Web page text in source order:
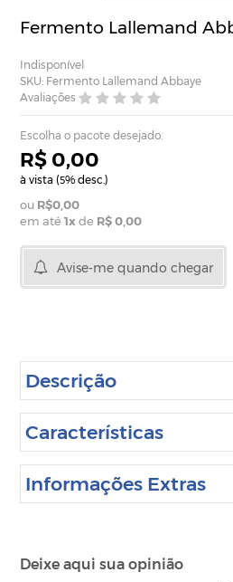
Fermento Lallemand
Indisponível
SKU: Fermento Lallemand Abbaye
Avaliações
Escolha o pacote desejado.
R$ 0,00
à vista (5% desc.)
R$0,00
em até1x de R$ 0,00
Avise-me quando chegar
Descrição
Características
Informações Extras
Deixe aqui sua opinião